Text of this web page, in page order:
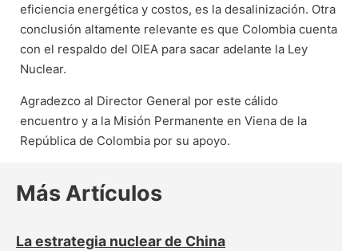
eficiencia energética y costos, es la desalinización. Otra
conclusión altamente relevante es que Colombia cuenta
con el respaldo del OIEA para sacar adelante la Ley
Nuclear.
Agradezco al Director General por este cálido
encuentro y a la Misión Permanente en Viena de la
República de Colombia por su apoyo.
Más Artículos
La estrategia nuclear de China